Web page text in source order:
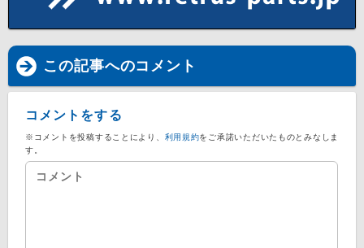
この記事へのコメント
コメントをする
※コメントを投稿することにより、 利用規約をご承諾いただいたものとみなしま
す。